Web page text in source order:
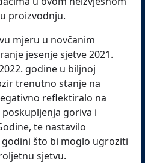
proizvodnju.
mjeru u novčanim
jesenje sjetve 2021.
godine u biljnoj
trenutno stanje na
reflektiralo na
goriva i
te nastavilo
što bi moglo ugroziti
sjetvu.